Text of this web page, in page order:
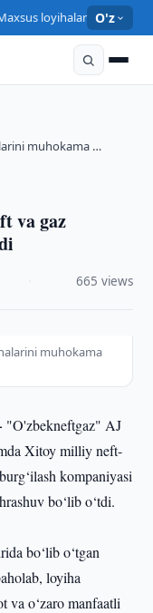
loyihalar O'z
muhokama …
va gaz
665 views
muhokama
"O'zbekneftgaz" AJ
Xitoy milliy neft-
kompaniyasi
bo‘lib o‘tdi.
bo‘lib o‘tgan
loyiha
va o‘zaro manfaatli